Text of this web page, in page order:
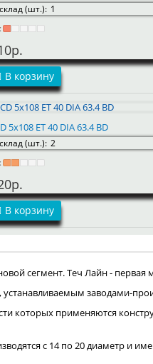
(шт.): 1
В корзину
5x108 ET 40 DIA 63.4 BD
(шт.): 2
В корзину
сегмент. Теч Лайн - первая
заводами-
которых применяются
с 14 по 20 диаметр и